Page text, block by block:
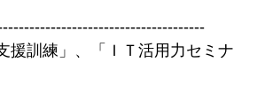
援訓練」、「ＩＴ活用力セミナ